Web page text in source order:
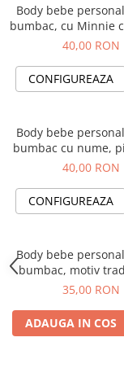
Body bebe
bumbac, cu Minnie
si nume
40,00 RON
CONFIGUREAZA
Body bebe
bumbac cu nume,
Primul meu
40,00 RON
CONFIGUREAZA
Body bebe
bumbac, motiv
Mandra35,00 RON
ADAUGA IN COS